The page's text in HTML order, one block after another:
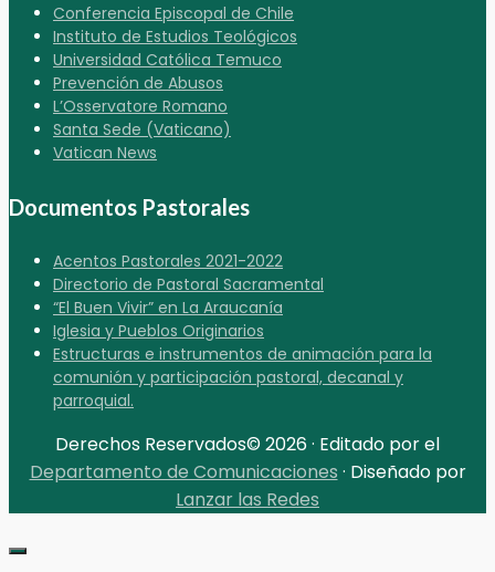
Conferencia Episcopal de Chile
Instituto de Estudios Teológicos
Universidad Católica Temuco
Prevención de Abusos
L’Osservatore Romano
Santa Sede (Vaticano)
Vatican News
Documentos Pastorales
Acentos Pastorales 2021-2022
Directorio de Pastoral Sacramental
“El Buen Vivir” en La Araucanía
Iglesia y Pueblos Originarios
Estructuras e instrumentos de animación para la
comunión y participación pastoral, decanal y
parroquial.
Derechos Reservados© 2026 · Editado por el
Departamento de Comunicaciones · Diseñado por
Lanzar las Redes